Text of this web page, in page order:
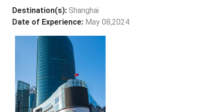
Destination(s): Shanghai
Date of Experience: May 08,2024